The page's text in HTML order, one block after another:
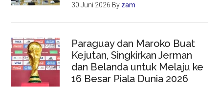
30 Juni 2026 By zam
Paraguay dan Maroko Buat
Kejutan, Singkirkan Jerman
dan Belanda untuk Melaju ke
16 Besar Piala Dunia 2026